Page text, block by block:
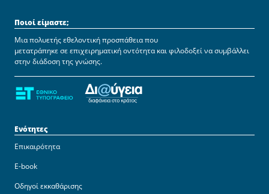
Ποιοί είμαστε;
Μια πολυετής εθελοντική προσπάθεια που
μετατράπηκε σε επιχειρηματική οντότητα και φιλοδοξεί να συμβάλλει
στην διάδοση της γνώσης.
Ενότητες
Επικαιρότητα
E-book
Οδηγοί εκκαθάρισης